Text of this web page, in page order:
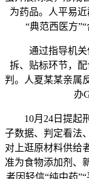
为药品。人平易
“典范西医方
通过指导机关
拆、贴标环节，
判。人夏某某亲属
办
10月24日提起刑
子数据、判定看法
对上逛原材料供给
准为食物添加剂、